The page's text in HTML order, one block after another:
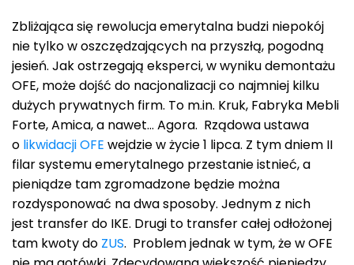
Zbliżająca się rewolucja emerytalna budzi niepokój
nie tylko w oszczędzających na przyszłą, pogodną
jesień. Jak ostrzegają eksperci, w wyniku demontażu
OFE, może dojść do nacjonalizacji co najmniej kilku
dużych prywatnych firm. To m.in. Kruk, Fabryka Mebli
Forte, Amica, a nawet… Agora. Rządowa ustawa
o likwidacji OFE wejdzie w życie 1 lipca. Z tym dniem II
filar systemu emerytalnego przestanie istnieć, a
pieniądze tam zgromadzone będzie można
rozdysponować na dwa sposoby. Jednym z nich
jest transfer do IKE. Drugi to transfer całej odłożonej
tam kwoty do ZUS. Problem jednak w tym, że w OFE